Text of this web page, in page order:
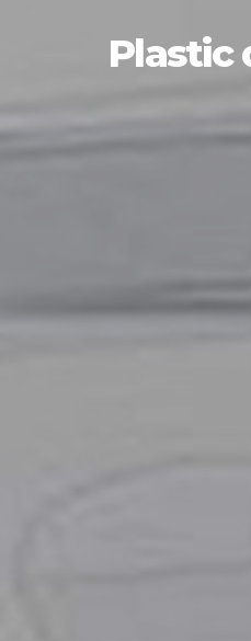
Plastic